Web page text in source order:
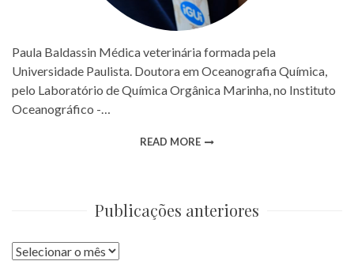
Paula Baldassin Médica veterinária formada pela
Universidade Paulista. Doutora em Oceanografia Química,
pelo Laboratório de Química Orgânica Marinha, no Instituto
Oceanográfico -…
READ MORE
Publicações anteriores
Publicações